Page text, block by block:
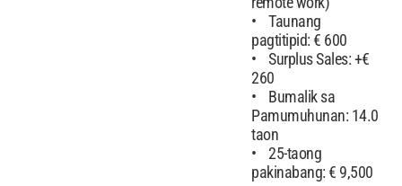
Taunang
pagtitipid: € 600
Surplus Sales: +€
260
Bumalik sa
Pamumuhunan: 14.0
taon
25-taong
pakinabang: € 9,500